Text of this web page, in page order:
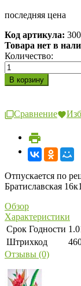
последняя цена
Код артикула:
Товара нет в
Количество:
Сравнение
Отпускается по
Братиславская
Обзор
Характеристики
Срок Годности
Штрихкод
Отзывы (0)